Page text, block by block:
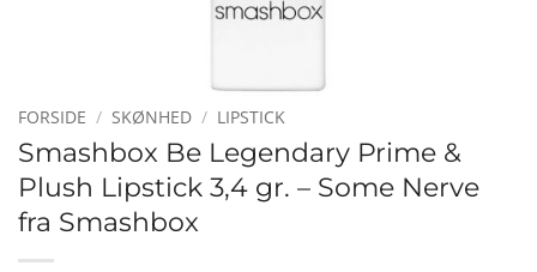
FORSIDE / SKØNHED / LIPSTICK
Smashbox Be Legendary Prime &
Plush Lipstick 3,4 gr. – Some Nerve
fra Smashbox